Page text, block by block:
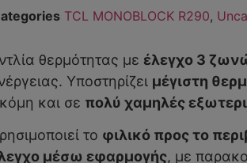
TCL MONOBLOCK R290,
θερμότητας με έλεγχο 3
Υποστηρίζει μέγιστη
και σε πολύ χαμηλές
το φιλικό προς το
μέσω εφαρμογής, με